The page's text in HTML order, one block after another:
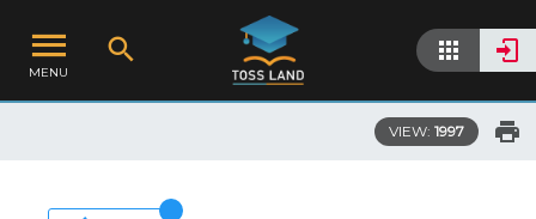
MENU
VIEW: 1997